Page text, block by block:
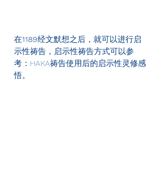
在1189经文默想之后，就可以进行启
示性祷告，启示性祷告方式可以参
考：HAKA祷告使用后的启示性灵修感
悟。